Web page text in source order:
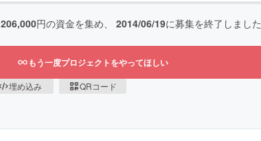
206,000円の資金を集め、 2014/06/19に募集を終了しました
もう一度プロジェクトをやってほしい
埋め込み QRコード